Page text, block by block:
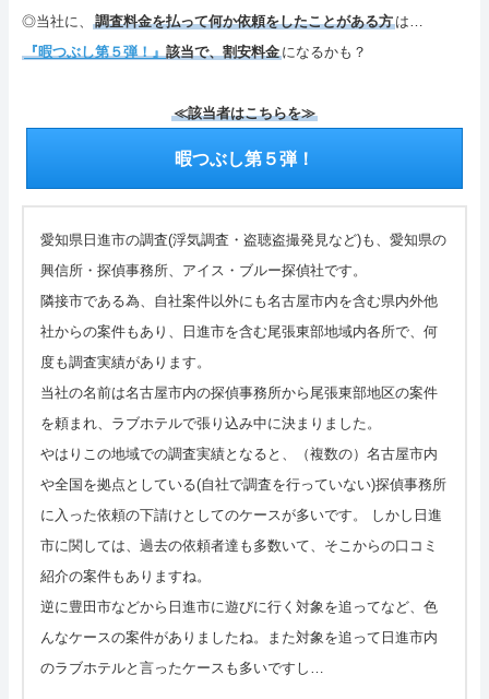
◎当社に、
調査料金を払って何か依頼をしたことがある方 は…
『暇つぶし第５弾！』 該当で、割安料金 になるかも？
≪該当者はこちらを≫
暇つぶし第５弾！
愛知県日進市の調査(浮気調査・盗聴盗撮発見など)も、愛知県の
興信所・探偵事務所、アイス・ブルー探偵社です。
隣接市である為、自社案件以外にも名古屋市内を含む県内外他
社からの案件もあり、日進市を含む尾張東部地域内各所で、何
度も調査実績があります。
当社の名前は名古屋市内の探偵事務所から尾張東部地区の案件
を頼まれ、ラブホテルで張り込み中に決まりました。
やはりこの地域での調査実績となると、（複数の）名古屋市内
や全国を拠点としている(自社で調査を行っていない)探偵事務所
に入った依頼の下請けとしてのケースが多いです。 しかし日進
市に関しては、過去の依頼者達も多数いて、そこからの口コミ
紹介の案件もありますね。
逆に豊田市などから日進市に遊びに行く対象を追ってなど、色
んなケースの案件がありましたね。また対象を追って日進市内
のラブホテルと言ったケースも多いですし…